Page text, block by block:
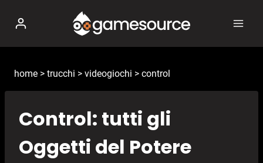
contenuto
home > trucchi > videogiochi > control
Control: tutti gli
Oggetti del Potere